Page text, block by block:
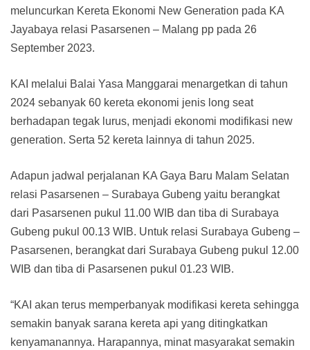
meluncurkan Kereta Ekonomi New Generation pada KA
Jayabaya relasi Pasarsenen – Malang pp pada 26
September 2023.
KAI melalui Balai Yasa Manggarai menargetkan di tahun
2024 sebanyak 60 kereta ekonomi jenis long seat
berhadapan tegak lurus, menjadi ekonomi modifikasi new
generation. Serta 52 kereta lainnya di tahun 2025.
Adapun jadwal perjalanan KA Gaya Baru Malam Selatan
relasi Pasarsenen – Surabaya Gubeng yaitu berangkat
dari Pasarsenen pukul 11.00 WIB dan tiba di Surabaya
Gubeng pukul 00.13 WIB. Untuk relasi Surabaya Gubeng –
Pasarsenen, berangkat dari Surabaya Gubeng pukul 12.00
WIB dan tiba di Pasarsenen pukul 01.23 WIB.
“KAI akan terus memperbanyak modifikasi kereta sehingga
semakin banyak sarana kereta api yang ditingkatkan
kenyamanannya. Harapannya, minat masyarakat semakin